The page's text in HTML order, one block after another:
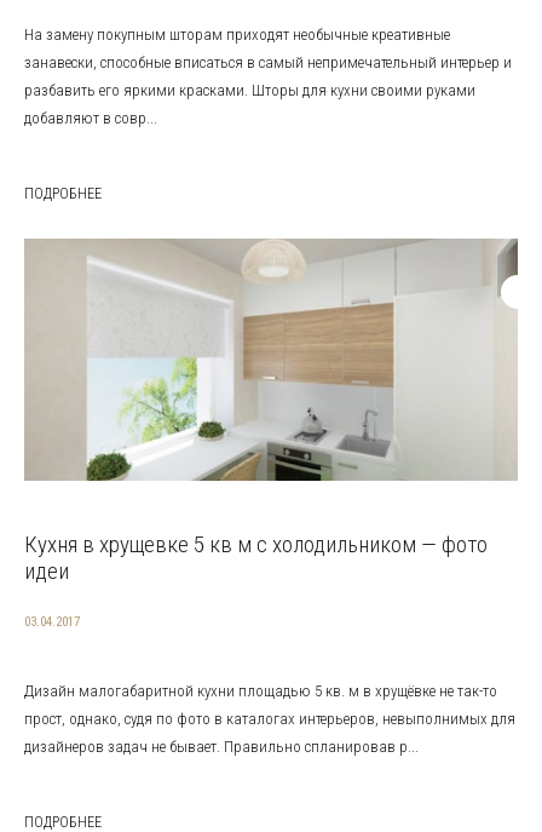
На замену покупным шторам приходят необычные креативные
занавески, способные вписаться в самый непримечательный интерьер и
разбавить его яркими красками. Шторы для кухни своими руками
добавляют в совр...
ПОДРОБНЕЕ
Кухня в хрущевке 5 кв м с холодильником — фото
идеи
03.04.2017
Дизайн малогабаритной кухни площадью 5 кв. м в хрущёвке не так-то
прост, однако, судя по фото в каталогах интерьеров, невыполнимых для
дизайнеров задач не бывает. Правильно спланировав р...
ПОДРОБНЕЕ